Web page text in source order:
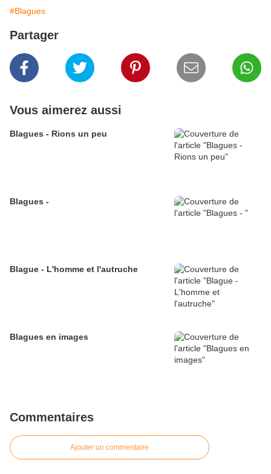
#Blagues
Partager
Vous aimerez aussi
Blagues - Rions un peu
Blagues -
Blague - L'homme et l'autruche
Blagues en images
Commentaires
Ajouter un commentaire